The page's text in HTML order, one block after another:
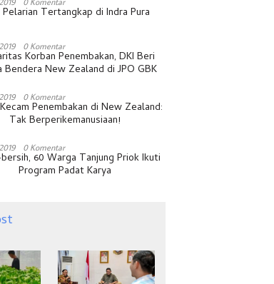
Tertangkap di Indra Pura
0 Komentar
Korban Penembakan, DKI Beri
Bendera New Zealand di JPO GBK
0 Komentar
Penembakan di New Zealand:
Tak Berperikemanusiaan!
0 Komentar
60 Warga Tanjung Priok Ikuti
Program Padat Karya